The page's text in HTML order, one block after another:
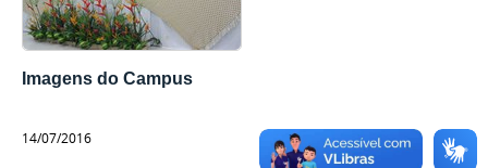
Imagens do Campus
14/07/2016